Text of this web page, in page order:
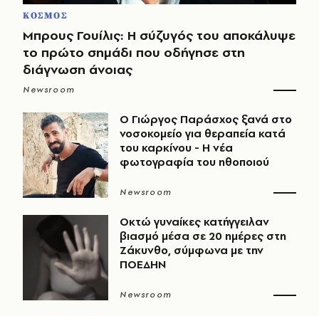
ΚΟΣΜΟΣ
Μπρους Γουίλις: Η σύζυγός του αποκάλυψε
το πρώτο σημάδι που οδήγησε στη
διάγνωση άνοιας
Newsroom
O Γιώργος Παράσχος ξανά στο
νοσοκομείο για θεραπεία κατά
του καρκίνου - Η νέα
φωτογραφία του ηθοποιού
Newsroom
Οκτώ γυναίκες κατήγγειλαν
βιασμό μέσα σε 20 ημέρες στη
Ζάκυνθο, σύμφωνα με την
ΠΟΕΔΗΝ
Newsroom